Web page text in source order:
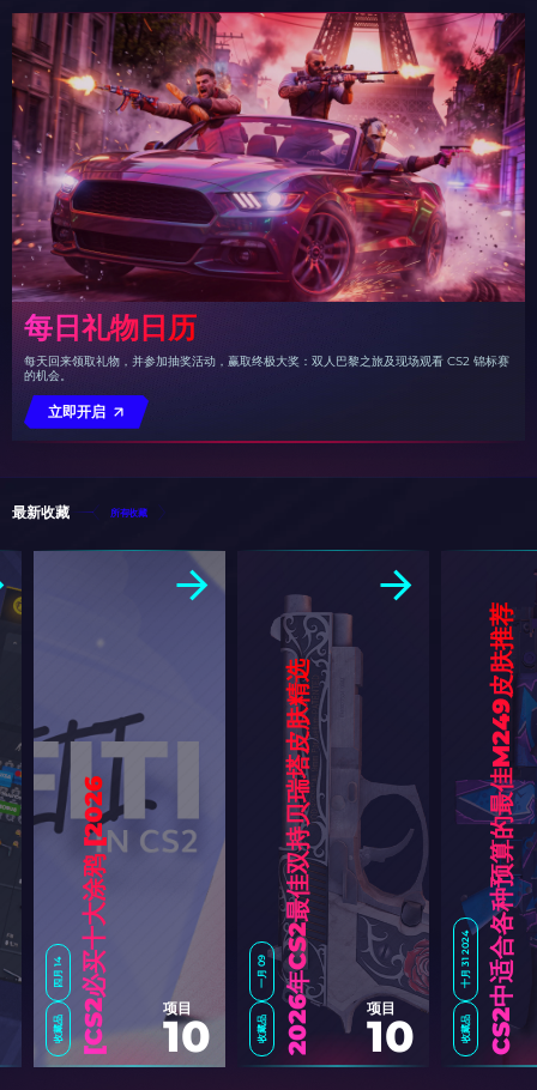
每日礼物日历
每天回来领取礼物，并参加抽奖活动，赢取终极大奖：双人巴黎之旅及现场观看 CS2 锦标赛
的机会。
立即开启
最新收藏 所有收藏
十月 31 2024
收藏品 CS2中适合各种预算的最佳M249皮肤推荐
一月 09
收藏品 2
0
2
6
年
C
S
2
最
佳
双
持
贝
瑞
塔
皮
肤
精
选
项目
10
四月 14
收藏品
C
S
2
必
买
十
大
涂
鸦
[
2
0
2
6
] 项目
10